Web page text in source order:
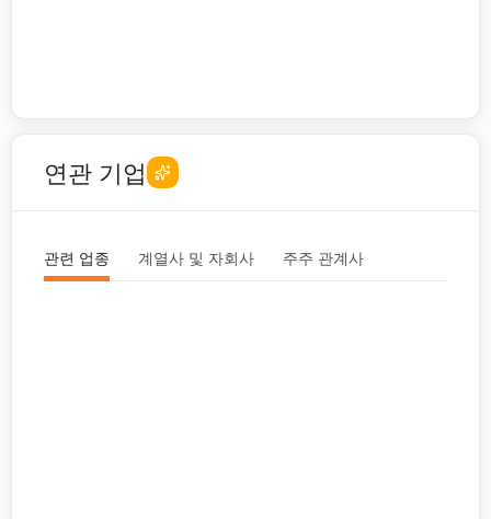
연관 기업
관련 업종 계열사 및 자회사 주주 관계사